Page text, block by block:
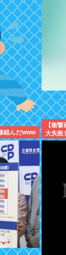
組んだwww
【衝
大失敗